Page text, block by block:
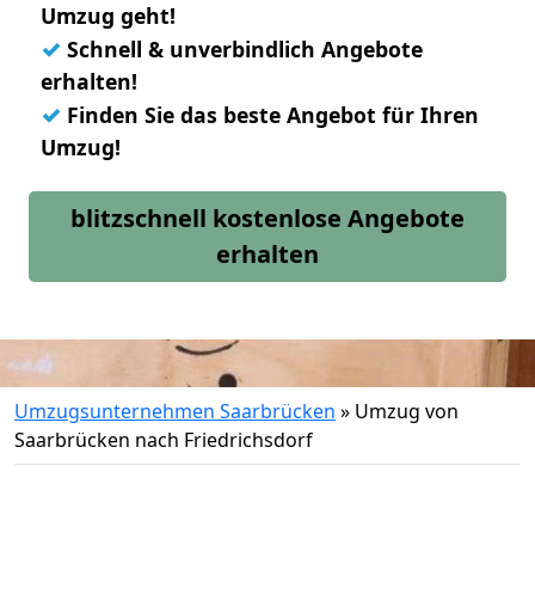
Umzug geht!
✓ Schnell & unverbindlich Angebote
erhalten!
✓ Finden Sie das beste Angebot für Ihren
Umzug!
blitzschnell kostenlose Angebote
erhalten
Umzugsunternehmen Saarbrücken » Umzug von
Saarbrücken nach Friedrichsdorf